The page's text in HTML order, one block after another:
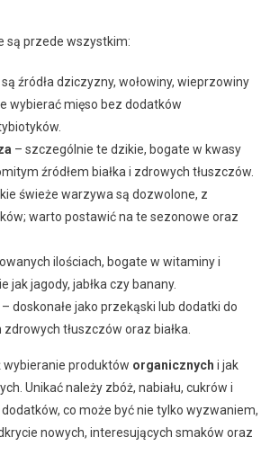
są przede wszystkim:
źródła dziczyzny, wołowiny, wieprzowiny
wybierać mięso bez dodatków
– szczególnie te dzikie, bogate w kwasy
źródłem białka i zdrowych tłuszczów.
świeże warzywa są dozwolone, z
warto postawić na te sezonowe oraz
ilościach, bogate w witaminy i
jak jagody, jabłka czy banany.
– doskonałe jako przekąski lub dodatki do
tłuszczów oraz białka.
wybieranie produktów organicznych i jak
Unikać należy zbóż, nabiału, cukrów i
co może być nie tylko wyzwaniem,
nowych, interesujących smaków oraz